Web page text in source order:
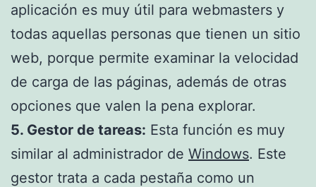
aplicación es muy útil para webmasters y
todas aquellas personas que tienen un sitio
web, porque permite examinar la velocidad
de carga de las páginas, además de otras
opciones que valen la pena explorar.
5. Gestor de tareas: Esta función es muy
similar al administrador de Windows. Este
gestor trata a cada pestaña como un